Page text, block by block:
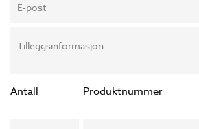
E-post
Tilleggsinformasjon
Antall Produktnummer